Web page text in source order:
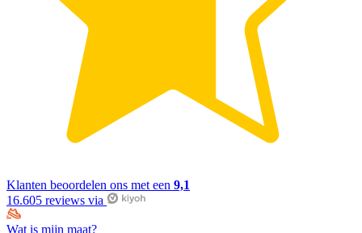
Klanten beoordelen ons met een 9,1
16.605 reviews via
Wat is mijn maat?